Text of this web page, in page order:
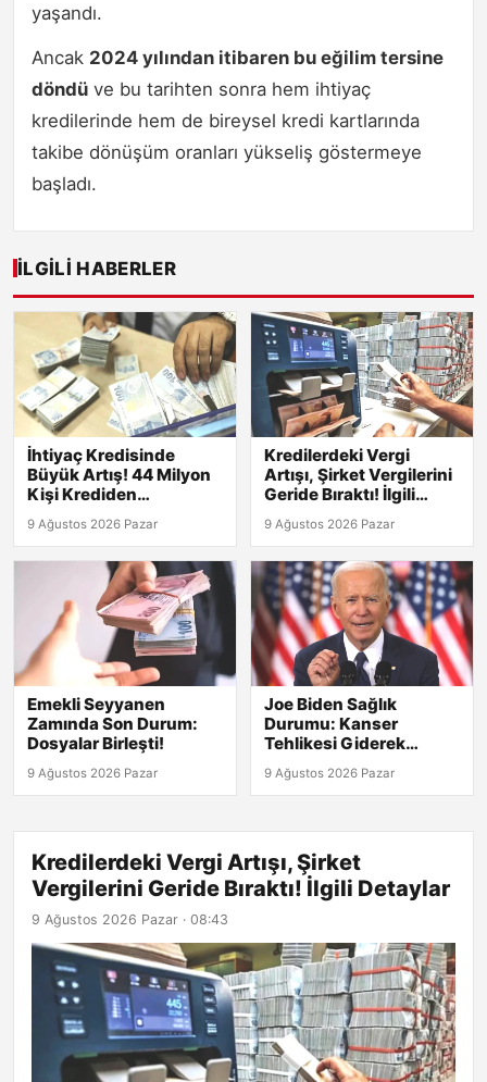
yaşandı.
Ancak 2024 yılından itibaren bu eğilim tersine
döndü ve bu tarihten sonra hem ihtiyaç
kredilerinde hem de bireysel kredi kartlarında
takibe dönüşüm oranları yükseliş göstermeye
başladı.
İLGILI HABERLER
İhtiyaç Kredisinde
Büyük Artış! 44 Milyon
Kişi Krediden
Yararlanıyor
9 Ağustos 2026 Pazar
Kredilerdeki Vergi
Artışı, Şirket Vergilerini
Geride Bıraktı! İlgili
Detaylar
9 Ağustos 2026 Pazar
Emekli Seyyanen
Zamında Son Durum:
Dosyalar Birleşti!
9 Ağustos 2026 Pazar
Joe Biden Sağlık
Durumu: Kanser
Tehlikesi Giderek
Artıyor!
9 Ağustos 2026 Pazar
Kredilerdeki Vergi Artışı, Şirket
Vergilerini Geride Bıraktı! İlgili Detaylar
9 Ağustos 2026 Pazar · 08:43